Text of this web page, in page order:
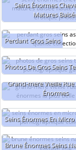
Seins Énormes
Matures
Perdant Gros Seins
Photos De Gros Seins
Grand-mère Vieille Rue
Énormes
Seins Énormes En
Brune Énormes Seins